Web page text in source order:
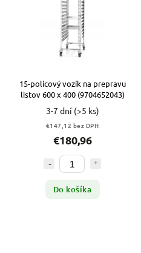
15-policový vozík na prepravu
listov 600 x 400 (9704652043)
3-7 dní (>5 ks)
€147,12 bez DPH
€180,96
Do košíka